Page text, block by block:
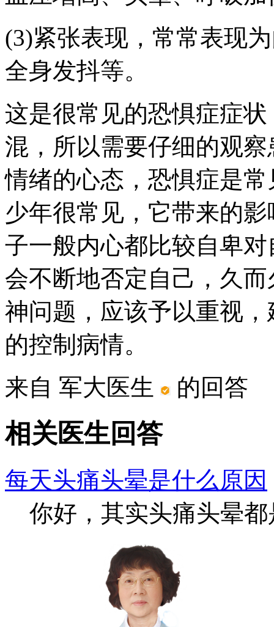
(3)紧张表现，常常表现
全身发抖等。
这是很常见的恐惧症症
混，所以需要仔细的观
情绪的心态，恐惧症是
少年很常见，它带来的
子一般内心都比较自卑
会不断地否定自己，久
神问题，应该予以重视
的控制病情。
来自 军大医生
的回答
相关医生回答
每天头痛头晕是什么原因
你好，其实头痛头晕